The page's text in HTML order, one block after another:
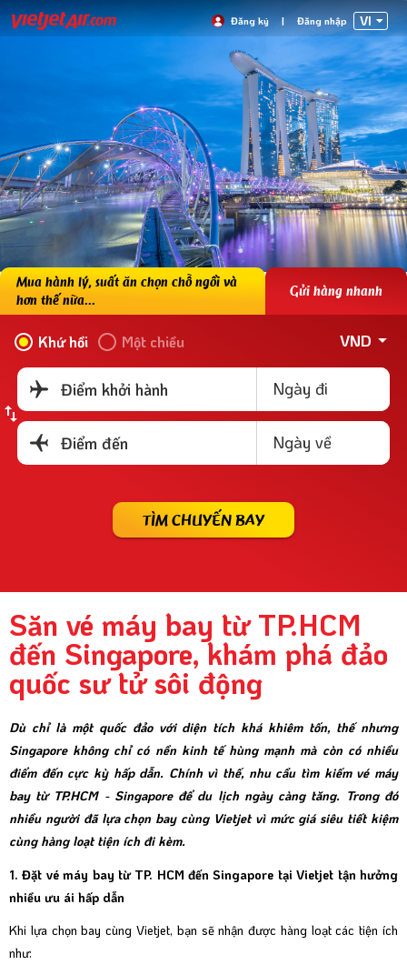
Đăng ký | Đăng nhập VI
Mua hành lý, suất ăn chọn chỗ ngồi và
hơn thế nữa...
Gửi hàng nhanh
Khứ hồi Một chiều VND
Điểm khởi hành Ngày đi
Điểm đến Ngày về
TÌM CHUYẾN BAY
Săn vé máy bay từ TP.HCM
đến Singapore, khám phá đảo
quốc sư tử sôi động
Dù chỉ là một quốc đảo với diện tích khá khiêm tốn, thế nhưng
Singapore không chỉ có nền kinh tế hùng mạnh mà còn có nhiều
điểm đến cực kỳ hấp dẫn. Chính vì thế, nhu cầu tìm kiếm vé máy
bay từ TP.HCM - Singapore để du lịch ngày càng tăng. Trong đó
nhiều người đã lựa chọn bay cùng Vietjet vì mức giá siêu tiết kiệm
cùng hàng loạt tiện ích đi kèm.
1. Đặt vé máy bay từ TP. HCM đến Singapore tại Vietjet tận hưởng
nhiều ưu ái hấp dẫn
Khi lựa chọn bay cùng Vietjet, bạn sẽ nhận được hàng loạt các tiện ích
như: